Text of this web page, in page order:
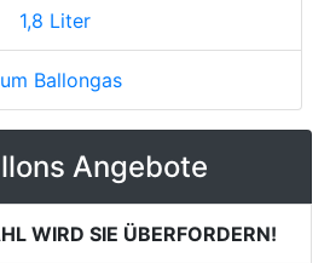
1,8 Liter
Ballongas
Angebote
WIRD SIE ÜBERFORDERN!